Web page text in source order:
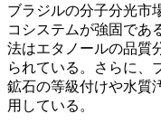
ブラジルの分子分光市
コシステムが強固であ
法はエタノールの品質
られている。さらに、
鉱石の等級付けや水質
用している。